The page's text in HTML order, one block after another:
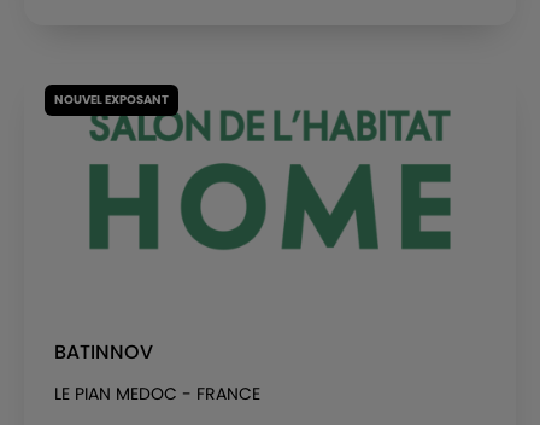
NOUVEL EXPOSANT
BATINNOV
LE PIAN MEDOC - FRANCE